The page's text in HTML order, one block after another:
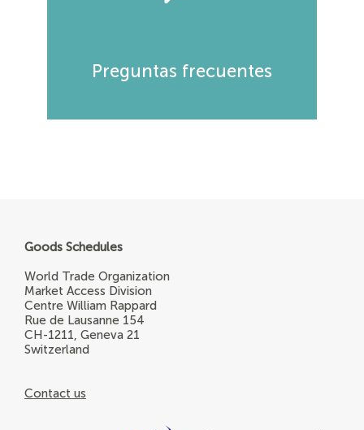
Preguntas frecuentes
Goods Schedules
World Trade Organization
Market Access Division
Centre William Rappard
Rue de Lausanne 154
CH-1211, Geneva 21
Switzerland
Contact us